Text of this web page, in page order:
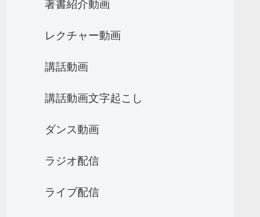
著書紹介動画
レクチャー動画
講話動画
講話動画文字起こし
ダンス動画
ラジオ配信
ライブ配信